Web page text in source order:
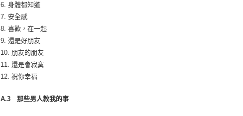
6. 身體都知道
7. 安全感
8. 喜歡，在一起
9. 還是好朋友
10. 朋友的朋友
11. 還是會寂寞
12. 祝你幸福
A.3 那些男人教我的事